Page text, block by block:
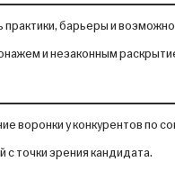
барьеры и
и незаконным
воронки у конкурентов по
точки зрения кандидата.